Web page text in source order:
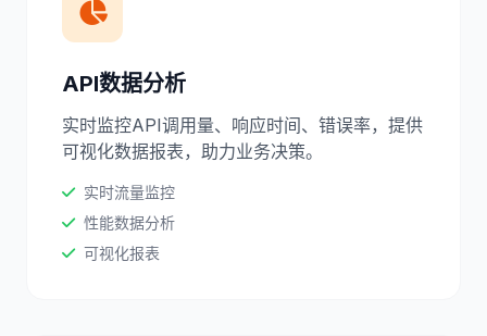
API数据分析
实时监控API调用量、响应时间、错误率，提供
可视化数据报表，助力业务决策。
实时流量监控
性能数据分析
可视化报表